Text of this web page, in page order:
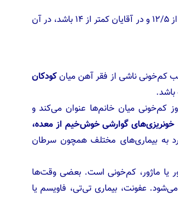
۵
و در آقایان کمتر از ۱۴ باشد، در آن
کم‌خونی ناشی از فقر آهن میانکودکان
کم‌خونی میان خانم‌ها عنوان می‌کند و
خونریزی‌های گوارشی خوش‌خیم از معده،
به بیماری‌های مختلف همچون سرطان
یا ماژور، کم‌خونی است. بعضی وقت‌ها
عفونت، بیماری تی‌تی، فاویسم یا